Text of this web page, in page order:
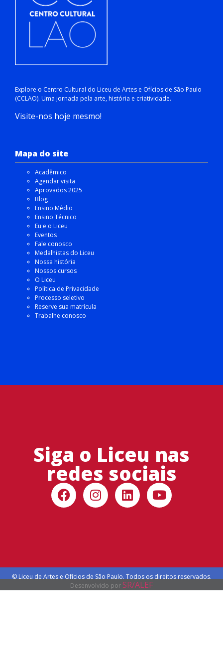
Explore o Centro Cultural do Liceu de Artes e Ofícios de São Paulo
(CCLAO). Uma jornada pela arte, história e criatividade.
Visite-nos hoje mesmo!
Mapa do site
Acadêmico
Agendar visita
Aprovados 2025
Blog
Ensino Médio
Ensino Técnico
Eu e o Liceu
Eventos
Fale conosco
Medalhistas do Liceu
Nossa história
Nossos cursos
O Liceu
Política de Privacidade
Processo seletivo
Reserve sua matrícula
Trabalhe conosco
Siga o Liceu nas
redes sociais
© Liceu de Artes e Ofícios de São Paulo. Todos os direitos reservados.
Desenvolvido por SR/ALEF